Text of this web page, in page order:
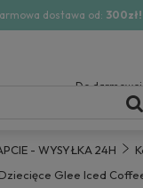
dostawa od: 300zł!
Do
- WYSYŁKA 24H
Glee Iced